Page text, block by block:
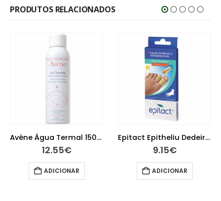
PRODUTOS RELACIONADOS
Avène Água Termal 150ml
12.55€
ADICIONAR
Epitact Epitheliu Dedeira Tm
9.15€
ADICIONAR